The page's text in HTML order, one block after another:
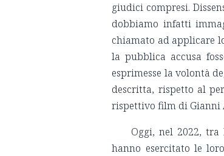
giudici compresi.
dobbiamo infatti
chiamato ad applicare
la pubblica accusa
esprimesse la volontà
descritta, rispetto al
rispettivo film di Gianni
Oggi, nel 2022,
hanno esercitato le